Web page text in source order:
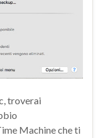
troverai
Machine che ti